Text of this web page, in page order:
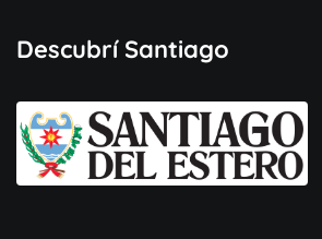
Descubrí Santiago